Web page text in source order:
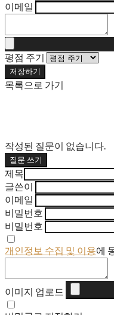
이메일
평점 주기
저장하기
목록으로 가기
작성된 질문이 없습니다.
질문 쓰기
제목
글쓴이
이메일
비밀번호
비밀번호
개인정보 수집 및 이용에
이미지 업로드